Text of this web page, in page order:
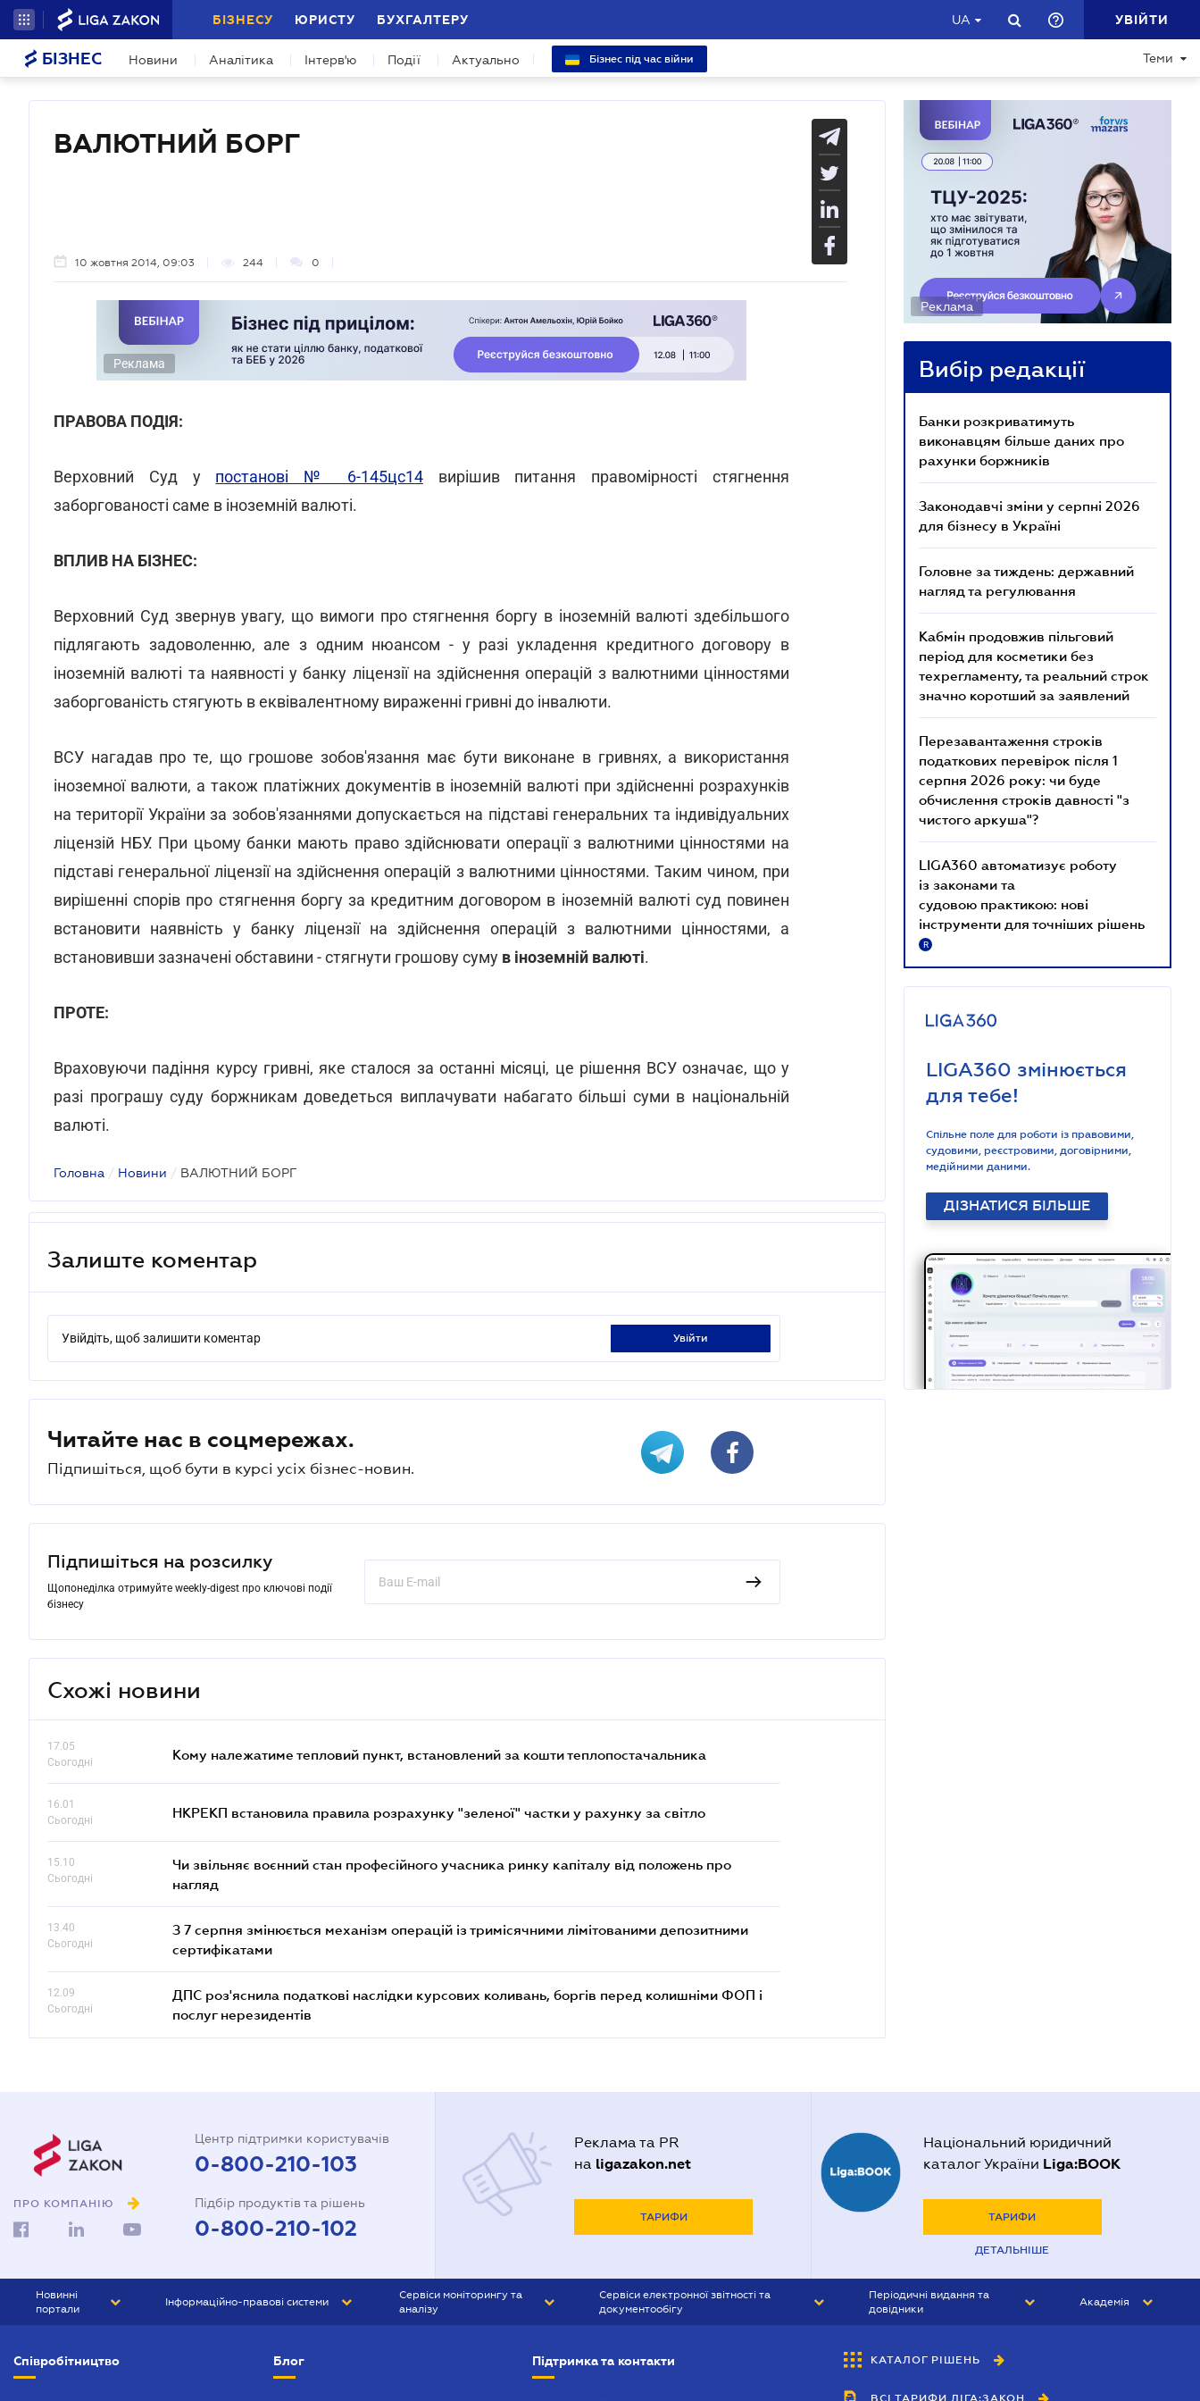
БІЗНЕСУ ЮРИСТУ БУХГАЛТЕРУ UA УВІЙТИ
БІЗНЕС Новини Аналітика Інтерв'ю Події Актуально Бізнес під час війни Теми
ВАЛЮТНИЙ БОРГ
10 жовтня 2014, 09:03 244 0
Реклама
ПРАВОВА ПОДІЯ:
Верховний Суд у постанові № 6-145цс14вирішив питання правомірності стягнення
заборгованості саме в іноземній валюті.
ВПЛИВ НА БІЗНЕС:
Верховний Суд звернув увагу, що вимоги про стягнення боргу в іноземній валюті здебільшого
підлягають задоволенню, але з одним нюансом - у разі укладення кредитного договору в
іноземній валюті та наявності у банку ліцензії на здійснення операцій з валютними цінностями
заборгованість стягують в еквівалентному вираженні гривні до інвалюти.
ВСУ нагадав про те, що грошове зобов'язання має бути виконане в гривнях, а використання
іноземної валюти, а також платіжних документів в іноземній валюті при здійсненні розрахунків
на території України за зобов'язаннями допускається на підставі генеральних та індивідуальних
ліцензій НБУ. При цьому банки мають право здійснювати операції з валютними цінностями на
підставі генеральної ліцензії на здійснення операцій з валютними цінностями. Таким чином, при
вирішенні спорів про стягнення боргу за кредитним договором в іноземній валюті суд повинен
встановити наявність у банку ліцензії на здійснення операцій з валютними цінностями, а
встановивши зазначені обставини - стягнути грошову суму в іноземній валюті.
ПРОТЕ:
Враховуючи падіння курсу гривні, яке сталося за останні місяці, це рішення ВСУ означає, що у
разі програшу суду боржникам доведеться виплачувати набагато більші суми в національній
валюті.
Головна / Новини / ВАЛЮТНИЙ БОРГ
Залиште коментар
Увійдіть, щоб залишити коментар увійти
Читайте нас в соцмережах.
Підпишіться, щоб бути в курсі усіх бізнес-новин.
Підпишіться на розсилку
Щопонеділка отримуйте weekly-digest про ключові події
бізнесу
Схожі новини
17.05
Сьогодні
Кому належатиме тепловий пункт, встановлений за кошти теплопостачальника
16.01
Сьогодні
НКРЕКП встановила правила розрахунку "зеленої" частки у рахунку за світло
15.10
Сьогодні
Чи звільняє воєнний стан професійного учасника ринку капіталу від положень про
нагляд
13.40
Сьогодні
З 7 серпня змінюється механізм операцій із тримісячними лімітованими депозитними
сертифікатами
12.09
Сьогодні
ДПС роз'яснила податкові наслідки курсових коливань, боргів перед колишніми ФОП і
послуг нерезидентів
Реклама
Вибір редакції
Банки розкриватимуть
виконавцям більше даних про
рахунки боржників
Законодавчі зміни у серпні 2026
для бізнесу в Україні
Головне за тиждень: державний
нагляд та регулювання
Кабмін продовжив пільговий
період для косметики без
техрегламенту, та реальний строк
значно коротший за заявлений
Перезавантаження строків
податкових перевірок після 1
серпня 2026 року: чи буде
обчислення строків давності "з
чистого аркуша"?
LIGA360 автоматизує роботу
із законами та
судовою практикою: нові
інструменти для точніших рішень
R
LIGA360 змінюється
для тебе!
Спільне поле для роботи із правовими,
судовими, реєстровими, договірними,
медійними даними.
ДІЗНАТИСЯ БІЛЬШЕ
ПРО КОМПАНІЮ
Центр підтримки користувачів
0-800-210-103
Підбір продуктів та рішень
0-800-210-102
Реклама та PR
на ligazakon.net
ТАРИФИ
Національний юридичний
каталог України Liga:BOOK
ТАРИФИ
ДЕТАЛЬНІШЕ
Новинні
портали
БІЗНЕС
Інформаційно-правові системи
Сервіси моніторингу та
аналізу
Сервіси електронної звітності та
документообігу
Періодичні видання та
довідники
БУХГАЛТЕР&ЗАКОН
Академія
Співробітництво Блог Підтримка та контакти КАТАЛОГ РІШЕНЬ
ВСІ ТАРИФИ ЛІГА:ЗАКОН